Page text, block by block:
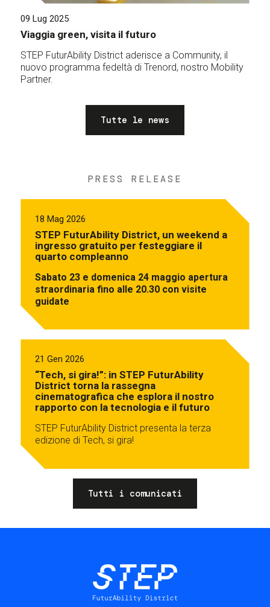
09 Lug 2025
Viaggia green, visita il futuro
STEP FuturAbility District aderisce a Community, il
nuovo programma fedeltà di Trenord, nostro Mobility
Partner.
Tutte le news
PRESS RELEASE
18 Mag 2026
STEP FuturAbility District, un weekend a
ingresso gratuito per festeggiare il
quarto compleanno
Sabato 23 e domenica 24 maggio apertura
straordinaria fino alle 20.30 con visite
guidate
21 Gen 2026
“Tech, si gira!”: in STEP FuturAbility
District torna la rassegna
cinematografica che esplora il nostro
rapporto con la tecnologia e il futuro
STEP FuturAbility District presenta la terza
edizione di Tech, si gira!
Tutti i comunicati